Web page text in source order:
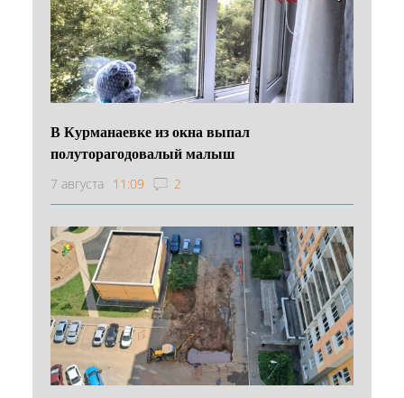
В Курманаевке из окна выпал
полуторагодовалый малыш
7 августа 11:09 2